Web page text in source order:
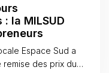
la MILSUD
Espace Sud a
des prix du